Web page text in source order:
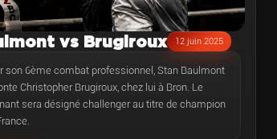
vs Brugiroux 12 juin 2025
son 6ème combat professionnel, Stan Baulmont
Christopher Brugiroux, chez lui à Bron. Le
sera désigné challenger au titre de champion